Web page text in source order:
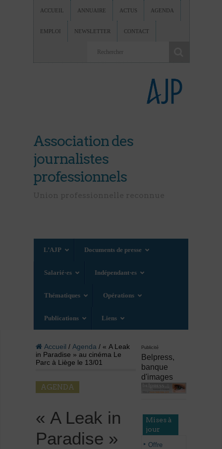
ACCUEIL ANNUAIRE ACTUS AGENDA
EMPLOI NEWSLETTER CONTACT
Association des
journalistes
professionnels
L’AJP Documents de presse
Salarié·es Indépendant·es
Thématiques Opérations
Publications Liens
Accueil / Agenda/ « A Leak
in Paradise » au cinéma Le
Parc à Liège le 13/01
AGENDA
« A Leak in
Paradise »
Publicité
Belpress,
banque
d'images
Mises à
jour
Offre